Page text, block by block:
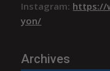
Instagram: https://
yon/
Archives